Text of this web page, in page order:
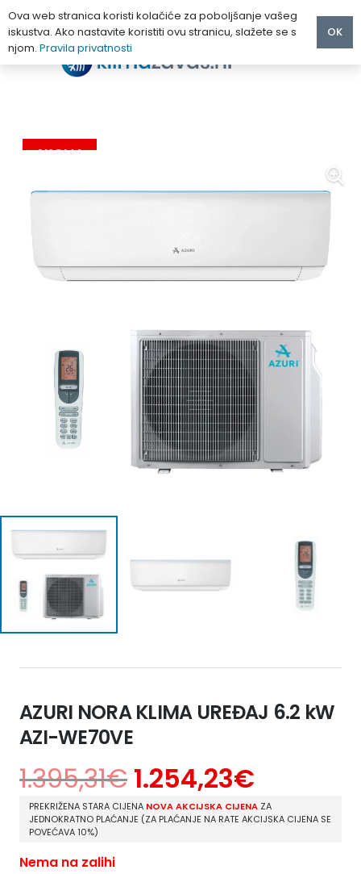
AZURI NORA KLIMA UREĐAJ 6.2 kW AZI-WE70VE
AKCIJA
AZURI NORA KLIMA UREĐAJ 6.2 kW
AZI-WE70VE
1.395,31€ 1.254,23€
PREKRIŽENA STARA CIJENA NOVA AKCIJSKA CIJENA ZA
JEDNOKRATNO PLAĆANJE (ZA PLAĆANJE NA RATE AKCIJSKA CIJENA SE
POVEĆAVA 10%)
Nema na zalihi
Ova web stranica koristi kolačiće za poboljšanje vašeg
iskustva. Ako nastavite koristiti ovu stranicu, slažete se s
njom. Pravila privatnosti
OK